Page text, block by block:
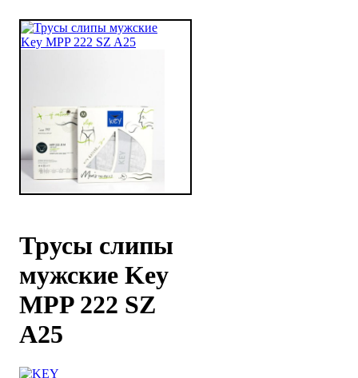
Трусы слипы
мужские Key
MPP 222 SZ
A25